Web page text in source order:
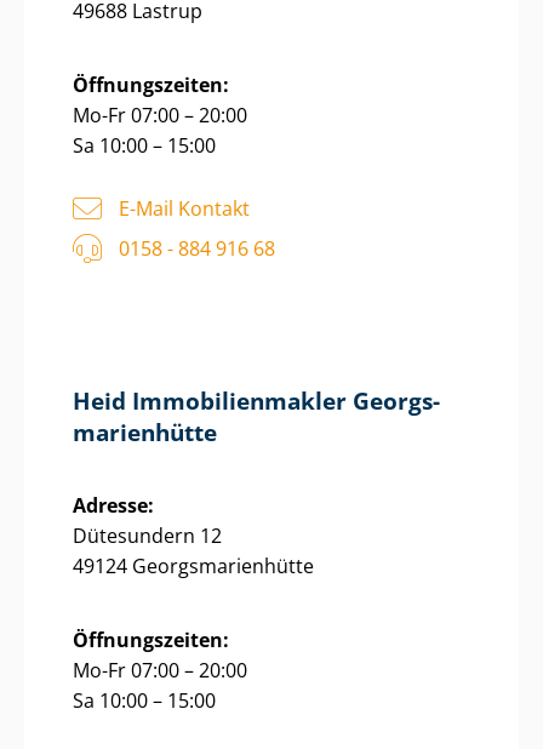
49688 Lastrup
Öffnungszeiten:
Mo-Fr 07:00 – 20:00
Sa 10:00 – 15:00
E-Mail Kontakt
0158 - 884 916 68
Heid Im­mo­bi­li­en­mak­ler Ge­orgs­
ma­ri­en­hüt­te
Adresse:
Dütesundern 12
49124 Ge­orgs­ma­ri­en­hüt­te
Öffnungszeiten:
Mo-Fr 07:00 – 20:00
Sa 10:00 – 15:00